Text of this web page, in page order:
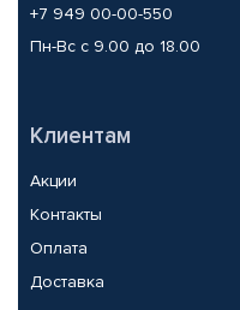
+7 949 00-00-550
Пн-Вс с 9.00 до 18.00
Клиентам
Акции
Контакты
Оплата
Доставка